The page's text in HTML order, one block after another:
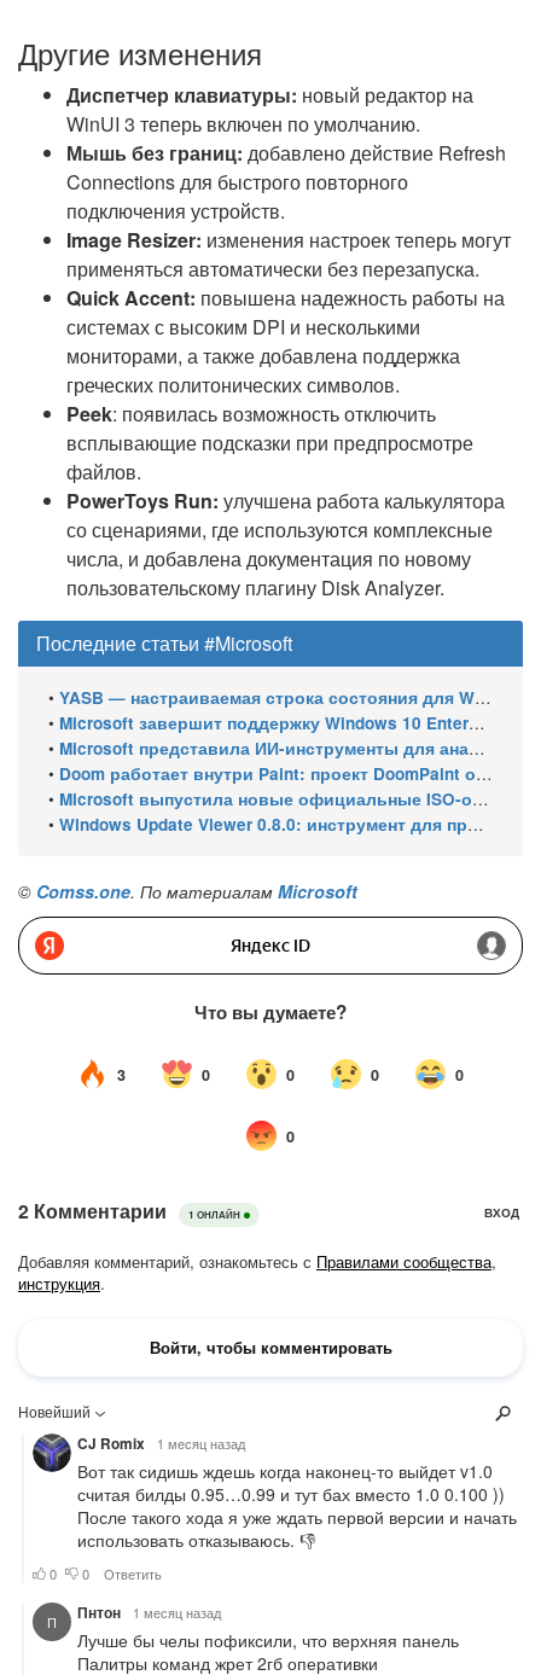
Другие изменения
Диспетчер клавиатуры: новый редактор на
WinUI 3 теперь включен по умолчанию.
Мышь без границ: добавлено действие Refresh
Connections для быстрого повторного
подключения устройств.
Image Resizer: изменения настроек теперь могут
применяться автоматически без перезапуска.
Quick Accent: повышена надежность работы на
системах с высоким DPI и несколькими
мониторами, а также добавлена поддержка
греческих политонических символов.
Peek: появилась возможность отключить
всплывающие подсказки при предпросмотре
файлов.
PowerToys Run: улучшена работа калькулятора
со сценариями, где используются комплексные
числа, и добавлена документация по новому
пользовательскому плагину Disk Analyzer.
Последние статьи #Microsoft
• YASB — настраиваемая строка состояния для Windows с виджетами и поддержкой нескольких мониторов
• Microsoft завершит поддержку Windows 10 Enterprise LTSC 2021 в январе 2027 года. ESU продлят обновления до января 2030 года
• Microsoft представила ИИ-инструменты для анализа производительности Windows: ETW MCP и WPA MCP
• Doom работает внутри Paint: проект DoomPaint от технического директора Microsoft Azure
• Microsoft выпустила новые официальные ISO-образы Windows 11 для инсайдеров
• Windows Update Viewer 0.8.0: инструмент для просмотра истории обновлений Windows 11 и Windows 10 получил улучшения
© Comss.one. По материалам Microsoft